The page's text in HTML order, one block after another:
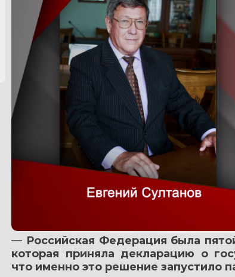
— Российская Федерация была
которая приняла декларацию о
что именно это решение запустило